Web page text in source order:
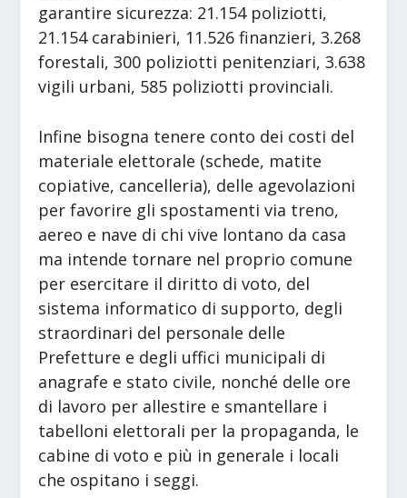
garantire sicurezza: 21.154 poliziotti,
21.154 carabinieri, 11.526 finanzieri, 3.268
forestali, 300 poliziotti penitenziari, 3.638
vigili urbani, 585 poliziotti provinciali.
Infine bisogna tenere conto dei costi del
materiale elettorale (schede, matite
copiative, cancelleria), delle agevolazioni
per favorire gli spostamenti via treno,
aereo e nave di chi vive lontano da casa
ma intende tornare nel proprio comune
per esercitare il diritto di voto, del
sistema informatico di supporto, degli
straordinari del personale delle
Prefetture e degli uffici municipali di
anagrafe e stato civile, nonché delle ore
di lavoro per allestire e smantellare i
tabelloni elettorali per la propaganda, le
cabine di voto e più in generale i locali
che ospitano i seggi.